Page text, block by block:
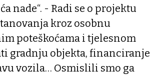
nade“. - Radi se o projektu
kroz osobnu
poteškoćama i tjelesnom
gradnju objekta, financiranje
vozila… Osmislili smo ga